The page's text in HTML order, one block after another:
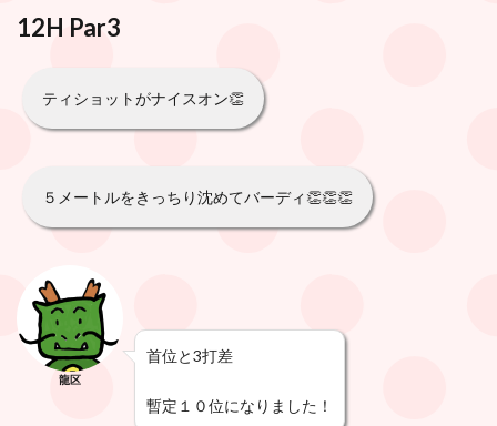
12H Par3
ティショットがナイスオン👏
５メートルをきっちり沈めてバーディ👏👏👏
龍区
首位と3打差
暫定１０位になりました！